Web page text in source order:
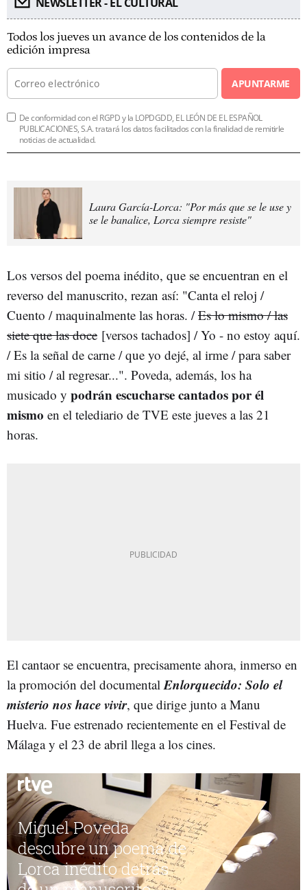
Todos los jueves un avance de los contenidos de la
edición impresa
APUNTARME
De conformidad con el RGPD y la LOPDGDD, EL LEÓN DE EL ESPAÑOL
PUBLICACIONES, S.A. tratará los datos facilitados con la finalidad de remitirle
noticias de actualidad.
Laura García-Lorca: "Por más que se le use y
se le banalice, Lorca siempre resiste"
Los versos del poema inédito, que se encuentran en el
reverso del manuscrito, rezan así: "Canta el reloj /
Cuento / maquinalmente las horas. /Es lo mismo / las
siete que las doce [versos tachados] / Yo - no estoy aquí.
/ Es la señal de carne / que yo dejé, al irme / para saber
mi sitio / al regresar...". Poveda, además, los ha
musicado y podrán escucharse cantados por él
mismo en el telediario de TVE este jueves a las 21
horas.
El cantaor se encuentra, precisamente ahora, inmerso en
la promoción del documental Enlorquecido: Solo el
misterio nos hace vivir, que dirige junto a Manu
Huelva. Fue estrenado recientemente en el Festival de
Málaga y el 23 de abril llega a los cines.